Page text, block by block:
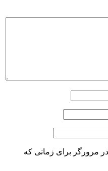
مرورگر برای زمانی که